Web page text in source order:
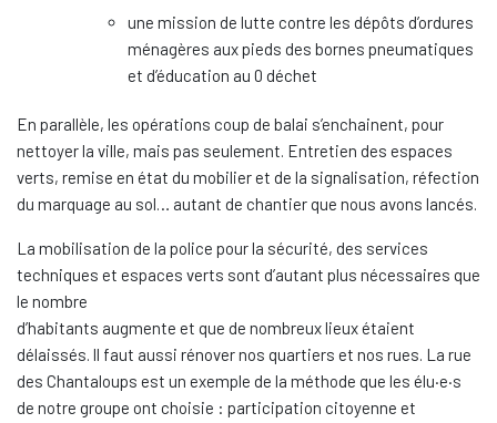
une mission de lutte contre les dépôts d’ordures
ménagères aux pieds des bornes pneumatiques
et d’éducation au 0 déchet
En parallèle, les opérations coup de balai s’enchainent, pour
nettoyer la ville, mais pas seulement. Entretien des espaces
verts, remise en état du mobilier et de la signalisation, réfection
du marquage au sol… autant de chantier que nous avons lancés.
La mobilisation de la police pour la sécurité, des services
techniques et espaces verts sont d’autant plus nécessaires que
le nombre
d’habitants augmente et que de nombreux lieux étaient
délaissés. ll faut aussi rénover nos quartiers et nos rues. La rue
des Chantaloups est un exemple de la méthode que les élu·e·s
de notre groupe ont choisie : participation citoyenne et